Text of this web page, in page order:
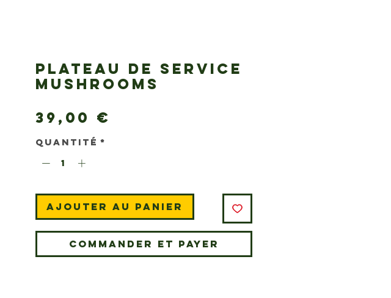
PLATEAU DE SERVICE
MUSHROOMS
39,00 €
Quantité *
Ajouter au panier
Commander et payer